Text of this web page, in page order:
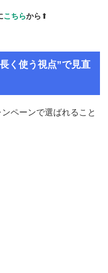
こちらから ⬆
く使う視点”で見直
ペーンで選ばれること